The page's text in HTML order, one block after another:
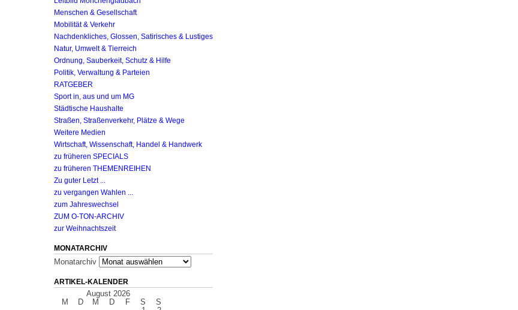
Menschen & Gesellschaft
Mobilität & Verkehr
Nachdenkliches, Glossen, Satirisches & Lustiges
Natur, Umwelt & Tierreich
Ordnung, Sauberkeit, Schutz & Hilfe
Politik, Verwaltung & Parteien
RATGEBER
Sport in, aus und um MG
Städtische Haushalte
Straßen, Straßenverkehr, Plätze & Wege
Weitere Medien
Wirtschaft, Wissenschaft, Handel & Handwerk
zu früheren SPECIALS
zu früheren THEMENREIHEN
Zu guter Letzt ...
zu vergangen Wahlen ...
zum Jahreswechsel
ZUM O-TON-ARCHIV
zur Weihnachtszeit
MONATARCHIV
Monatarchiv
ARTIKEL-KALENDER
August 2026
M
D M D F S S